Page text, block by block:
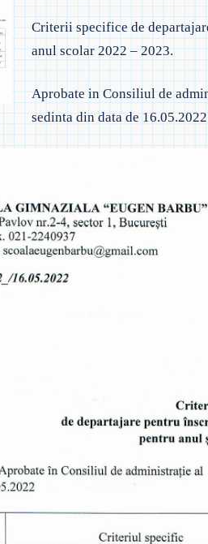
UTILE
INTERN
ORGANIZARE
PROFESORI
◎ 2020
◎ GHID ÎNVĂȚĂMÂNT
◎ CRITERII DE DEPARTAJARE
◎ ORDIN PRIVIND ÎNSCRIEREA
PREȘCOLAR 2025-2026
◎
◎ ORDIN
◎
◎
◎
–
Criterii specifice de
anul scolar 2022 – 2023.
Aprobate in Consiliul de
sedinta din data de 16.05.2022